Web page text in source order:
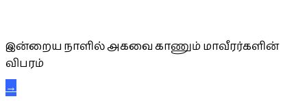
இன்றைய நாளில் அகவை காணும் மாவீரர்களின்
விபரம்
→